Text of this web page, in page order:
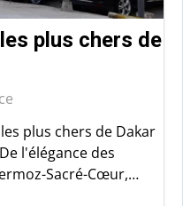
plus chers de
plus chers de Dakar
l'élégance des
Sacré-Cœur,